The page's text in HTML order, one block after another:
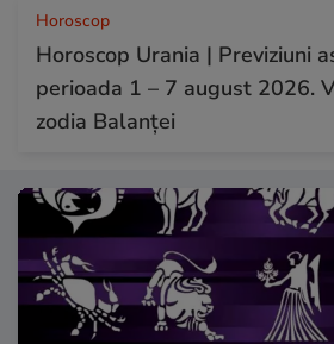
Horoscop
Horoscop Urania | Previziuni
perioada 1 – 7 august 2026.
zodia Balanței